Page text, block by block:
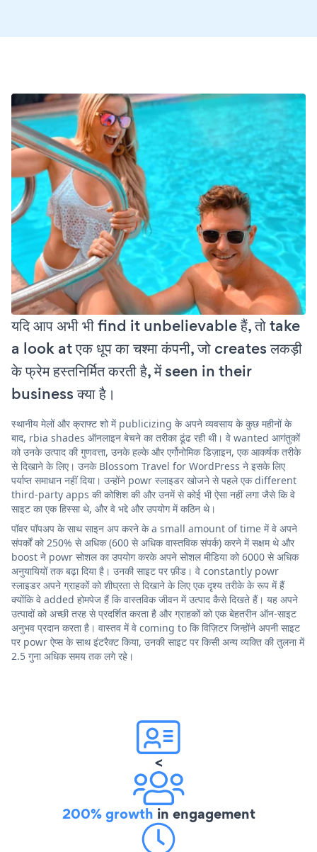
यदि आप अभी भी find it unbelievable हैं, तो take
a look at एक धूप का चश्मा कंपनी, जो creates लकड़ी
के फ्रेम हस्तनिर्मित करती है, में seen in their
business क्या है।
स्थानीय मेलों और क्राफ्ट शो में publicizing के अपने व्यवसाय के कुछ महीनों के
बाद, rbia shades ऑनलाइन बेचने का तरीका ढूंढ रही थी। वे wanted आगंतुकों
को उनके उत्पाद की गुणवत्ता, उनके हल्के और एर्गोनोमिक डिज़ाइन, एक आकर्षक तरीके
से दिखाने के लिए। उनके Blossom Travel for WordPress ने इसके लिए
पर्याप्त समाधान नहीं दिया। उन्होंने powr स्लाइडर खोजने से पहले एक different
third-party apps की कोशिश की और उनमें से कोई भी ऐसा नहीं लगा जैसे कि वे
साइट का एक हिस्सा थे, और वे भद्दे और उपयोग में कठिन थे।
पॉवर पॉपअप के साथ साइन अप करने के a small amount of time में वे अपने
संपर्कों को 250% से अधिक (600 से अधिक वास्तविक संपर्क) करने में सक्षम थे और
boost ने powr सोशल का उपयोग करके अपने सोशल मीडिया को 6000 से अधिक
अनुयायियों तक बढ़ा दिया है। उनकी साइट पर फ़ीड। वे constantly powr
स्लाइडर अपने ग्राहकों को शीघ्रता से दिखाने के लिए एक दृश्य तरीके के रूप में हैं
क्योंकि वे added होमपेज हैं कि वास्तविक जीवन में उत्पाद कैसे दिखते हैं। यह अपने
उत्पादों को अच्छी तरह से प्रदर्शित करता है और ग्राहकों को एक बेहतरीन ऑन-साइट
अनुभव प्रदान करता है। वास्तव में वे coming to कि विज़िटर जिन्होंने अपनी साइट
पर powr ऐप्स के साथ इंटरैक्ट किया, उनकी साइट पर किसी अन्य व्यक्ति की तुलना में
2.5 गुना अधिक समय तक लगे रहे।
<
200% growth in engagement